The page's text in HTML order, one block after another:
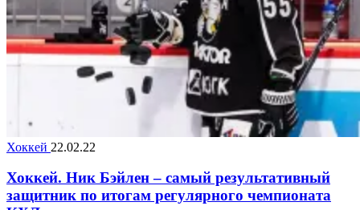
Хоккей 22.02.22
Хоккей. Ник Бэйлен – самый результативный
защитник по итогам регулярного чемпионата